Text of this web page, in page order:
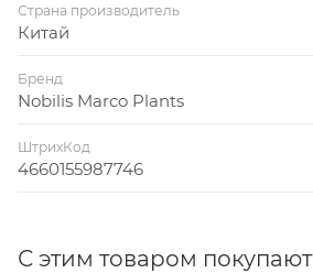
Страна производитель
Китай
Бренд
Nobilis Marco Plants
ШтрихКод
4660155987746
С этим товаром покупают